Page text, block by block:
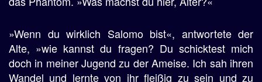
»Wenn du wirklich Salomo bist«, antwortete der
Alte, »wie kannst du fragen? Du schicktest mich
doch in meiner Jugend zu der Ameise. Ich sah ihren
Wandel und lernte von ihr fleißig zu sein und zu